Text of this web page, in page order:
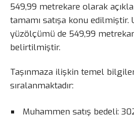
549,99 metrekare olarak
tamamı satışa konu
yüzölçümü de 549,99
belirtilmiştir.
Taşınmaza ilişkin temel
sıralanmaktadır:
Muhammen satış bedeli: